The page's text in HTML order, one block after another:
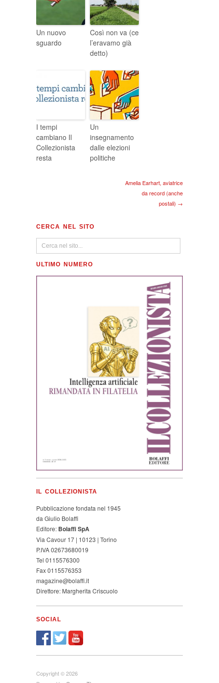
Un nuovo
sguardo
Così non va (ce
l’eravamo già
detto)
I tempi
cambiano Il
Collezionista
resta
Un
insegnamento
dalle elezioni
politiche
Amelia Earhart, aviatrice
da record (anche
postali) →
CERCA NEL SITO
ULTIMO NUMERO
IL COLLEZIONISTA
Pubblicazione fondata nel 1945
da Giulio Bolaffi
Editore: Bolaffi SpA
Via Cavour 17 | 10123 | Torino
P.IVA 02673680019
Tel 0115576300
Fax 0115576353
magazine@bolaffi.it
Direttore: Margherita Criscuolo
SOCIAL
Copyright © 2026